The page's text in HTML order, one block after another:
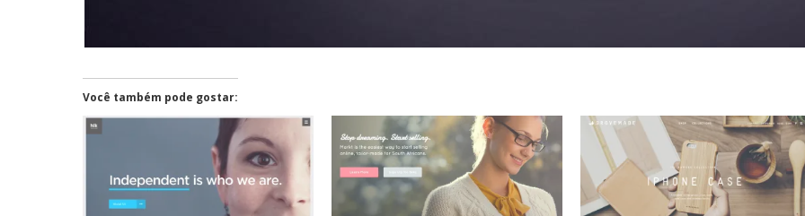
Você também pode gostar: